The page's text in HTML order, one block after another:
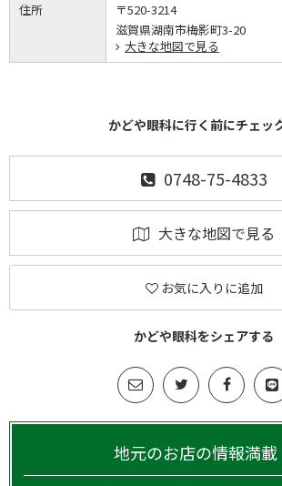
住所
〒520-3214
滋賀県湖南市梅影町3-20
大きな地図で見る
かどや眼科に行く前にチェッ
0748-75-4833
大きな地図で見る
お気に入りに追加
かどや眼科をシェアする
地元のお店の情報満載